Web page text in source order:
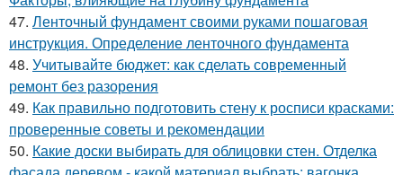
47. Ленточный фундамент своими руками пошаговая
инструкция. Определение ленточного фундамента
48. Учитывайте бюджет: как сделать современный
ремонт без разорения
49. Как правильно подготовить стену к росписи красками:
проверенные советы и рекомендации
50. Какие доски выбирать для облицовки стен. Отделка